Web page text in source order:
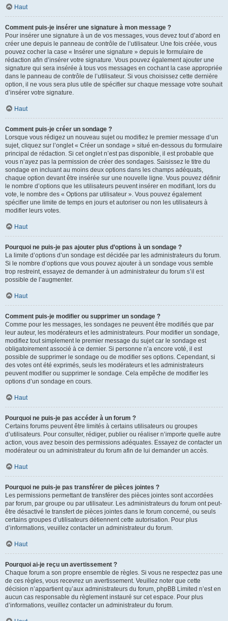
Haut
Comment puis-je insérer une signature à mon message ?
Pour insérer une signature à un de vos messages, vous devez tout d’abord en
créer une depuis le panneau de contrôle de l’utilisateur. Une fois créée, vous
pouvez cocher la case « Insérer une signature » depuis le formulaire de
rédaction afin d’insérer votre signature. Vous pouvez également ajouter une
signature qui sera insérée à tous vos messages en cochant la case appropriée
dans le panneau de contrôle de l’utilisateur. Si vous choisissez cette dernière
option, il ne vous sera plus utile de spécifier sur chaque message votre souhait
d’insérer votre signature.
Haut
Comment puis-je créer un sondage ?
Lorsque vous rédigez un nouveau sujet ou modifiez le premier message d’un
sujet, cliquez sur l’onglet « Créer un sondage » situé en-dessous du formulaire
principal de rédaction. Si cet onglet n’est pas disponible, il est probable que
vous n’ayez pas la permission de créer des sondages. Saisissez le titre du
sondage en incluant au moins deux options dans les champs adéquats,
chaque option devant être insérée sur une nouvelle ligne. Vous pouvez définir
le nombre d’options que les utilisateurs peuvent insérer en modifiant, lors du
vote, le nombre des « Options par utilisateur ». Vous pouvez également
spécifier une limite de temps en jours et autoriser ou non les utilisateurs à
modifier leurs votes.
Haut
Pourquoi ne puis-je pas ajouter plus d’options à un sondage ?
La limite d’options d’un sondage est décidée par les administrateurs du forum.
Si le nombre d’options que vous pouvez ajouter à un sondage vous semble
trop restreint, essayez de demander à un administrateur du forum s’il est
possible de l’augmenter.
Haut
Comment puis-je modifier ou supprimer un sondage ?
Comme pour les messages, les sondages ne peuvent être modifiés que par
leur auteur, les modérateurs et les administrateurs. Pour modifier un sondage,
modifiez tout simplement le premier message du sujet car le sondage est
obligatoirement associé à ce dernier. Si personne n’a encore voté, il est
possible de supprimer le sondage ou de modifier ses options. Cependant, si
des votes ont été exprimés, seuls les modérateurs et les administrateurs
peuvent modifier ou supprimer le sondage. Cela empêche de modifier les
options d’un sondage en cours.
Haut
Pourquoi ne puis-je pas accéder à un forum ?
Certains forums peuvent être limités à certains utilisateurs ou groupes
d’utilisateurs. Pour consulter, rédiger, publier ou réaliser n’importe quelle autre
action, vous avez besoin des permissions adéquates. Essayez de contacter un
modérateur ou un administrateur du forum afin de lui demander un accès.
Haut
Pourquoi ne puis-je pas transférer de pièces jointes ?
Les permissions permettant de transférer des pièces jointes sont accordées
par forum, par groupe ou par utilisateur. Les administrateurs du forum ont peut-
être désactivé le transfert de pièces jointes dans le forum concerné, ou seuls
certains groupes d’utilisateurs détiennent cette autorisation. Pour plus
d’informations, veuillez contacter un administrateur du forum.
Haut
Pourquoi ai-je reçu un avertissement ?
Chaque forum a son propre ensemble de règles. Si vous ne respectez pas une
de ces règles, vous recevrez un avertissement. Veuillez noter que cette
décision n’appartient qu’aux administrateurs du forum, phpBB Limited n’est en
aucun cas responsable du règlement instauré sur cet espace. Pour plus
d’informations, veuillez contacter un administrateur du forum.